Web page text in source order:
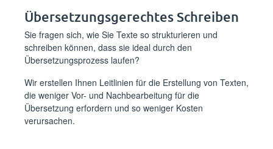
Übersetzungsgerechtes Schreiben
Sie fragen sich, wie Sie Texte so strukturieren und
schreiben können, dass sie ideal durch den
Übersetzungsprozess laufen?
Wir erstellen Ihnen Leitlinien für die Erstellung von Texten,
die weniger Vor- und Nachbearbeitung für die
Übersetzung erfordern und so weniger Kosten
verursachen.